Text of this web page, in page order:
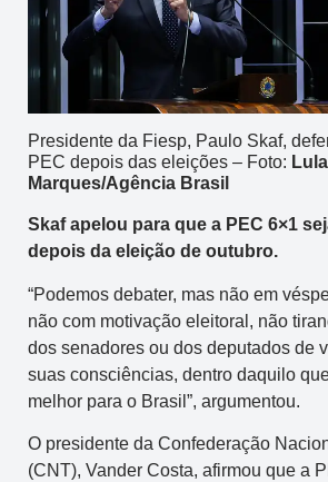
Presidente da Fiesp, Paulo Skaf,
PEC depois das eleições – Foto: Lula
Marques/Agência Brasil
Skaf apelou para que a PEC 6×1
depois da eleição de outubro.
“Podemos debater, mas não em
não com motivação eleitoral, não
dos senadores ou dos deputados de
suas consciências, dentro daquilo
melhor para o Brasil”, argumentou.
O presidente da Confederação
(CNT), Vander Costa, afirmou que a